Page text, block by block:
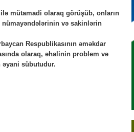
mütamadi olaraq görüşüb, onların
və sakinlərin
Respublikasının əməkdar
olaraq, əhalinin problem və
əyani sübutudur.